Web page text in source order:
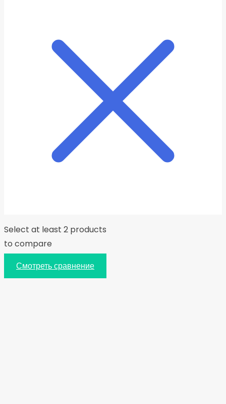
Select at least 2 products
to compare
Смотреть сравнение